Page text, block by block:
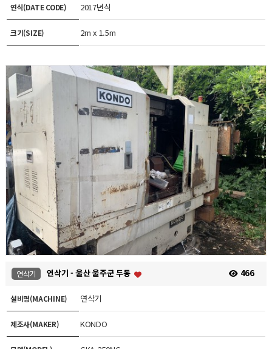
연식(DATE CODE) 2017년식
크기(SIZE) 2m x 1.5m
연삭기 연삭기 - 울산 울주군 두동 466
설비명(MACHINE) 연삭기
제조사(MAKER) KONDO